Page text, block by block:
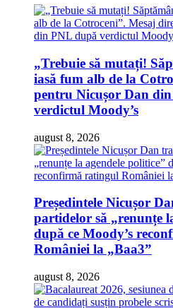
„Trebuie să mutați!
iasă fum alb de la
pentru Nicușor Dan
verdictul Moody’s
august 8, 2026
Președintele Nicușor
partidelor să „renunțe
după ce Moody’s
României la „Baa3”
august 8, 2026